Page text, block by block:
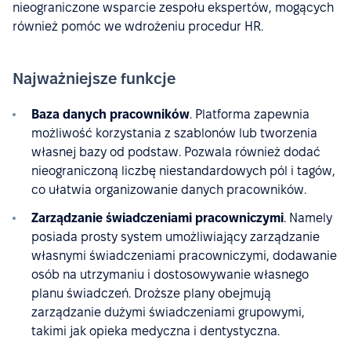
nieograniczone wsparcie zespołu ekspertów, mogących
również pomóc we wdrożeniu procedur HR.
Najważniejsze funkcje
Baza danych pracowników. Platforma zapewnia
możliwość korzystania z szablonów lub tworzenia
własnej bazy od podstaw. Pozwala również dodać
nieograniczoną liczbę niestandardowych pól i tagów,
co ułatwia organizowanie danych pracowników.
Zarządzanie świadczeniami pracowniczymi. Namely
posiada prosty system umożliwiający zarządzanie
własnymi świadczeniami pracowniczymi, dodawanie
osób na utrzymaniu i dostosowywanie własnego
planu świadczeń. Droższe plany obejmują
zarządzanie dużymi świadczeniami grupowymi,
takimi jak opieka medyczna i dentystyczna.